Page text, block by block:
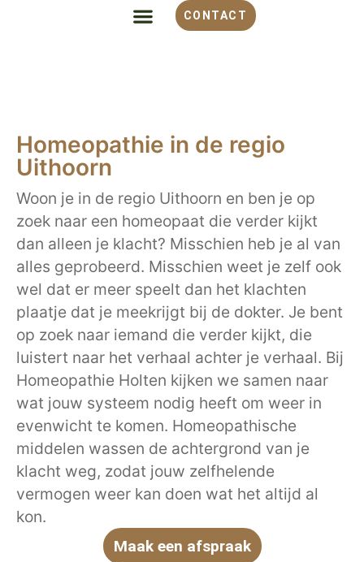
CONTACT
Homeopathie in de regio
Uithoorn
Woon je in de regio Uithoorn en ben je op
zoek naar een homeopaat die verder kijkt
dan alleen je klacht? Misschien heb je al van
alles geprobeerd. Misschien weet je zelf ook
wel dat er meer speelt dan het klachten
plaatje dat je meekrijgt bij de dokter. Je bent
op zoek naar iemand die verder kijkt, die
luistert naar het verhaal achter je verhaal. Bij
Homeopathie Holten kijken we samen naar
wat jouw systeem nodig heeft om weer in
evenwicht te komen. Homeopathische
middelen wassen de achtergrond van je
klacht weg, zodat jouw zelfhelende
vermogen weer kan doen wat het altijd al
kon.
Maak een afspraak